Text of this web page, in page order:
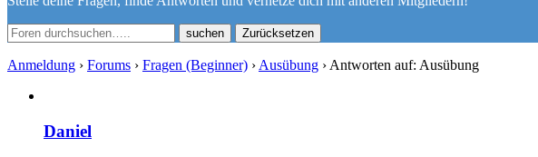
Zurücksetzen
Anmeldung › Forums › Fragen (Beginner) › Ausübung › Antworten auf: Ausübung
Daniel